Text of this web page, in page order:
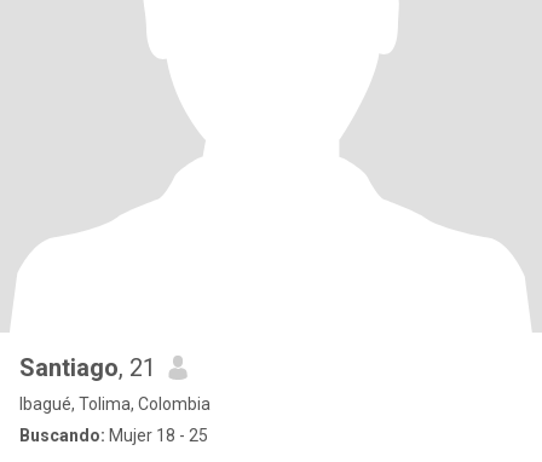
Santiago, 21
Ibagué, Tolima, Colombia
Buscando: Mujer 18 - 25